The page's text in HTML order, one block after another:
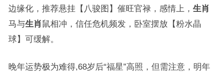
边缘化，推荐悬挂【八骏图】催旺官禄，感情上， 生肖
马与生肖鼠相冲，信任危机频发，卧室摆放【粉水晶
球】可缓解。
晚年运势极为难得,68岁后“福星”高照，但需注意，明年